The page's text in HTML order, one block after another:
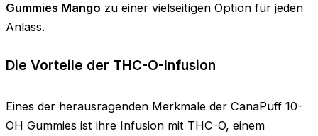
Gummies Mango zu einer vielseitigen Option für jeden
Anlass.
Die Vorteile der THC-O-Infusion
Eines der herausragenden Merkmale der CanaPuff 10-
OH Gummies ist ihre Infusion mit THC-O, einem